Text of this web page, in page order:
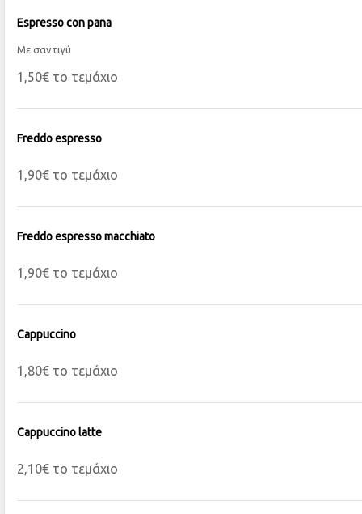
Espresso con pana
Με σαντιγύ
1,50€ το τεμάχιο
Freddo espresso
1,90€ το τεμάχιο
Freddo espresso macchiato
1,90€ το τεμάχιο
Cappuccino
1,80€ το τεμάχιο
Cappuccino latte
2,10€ το τεμάχιο